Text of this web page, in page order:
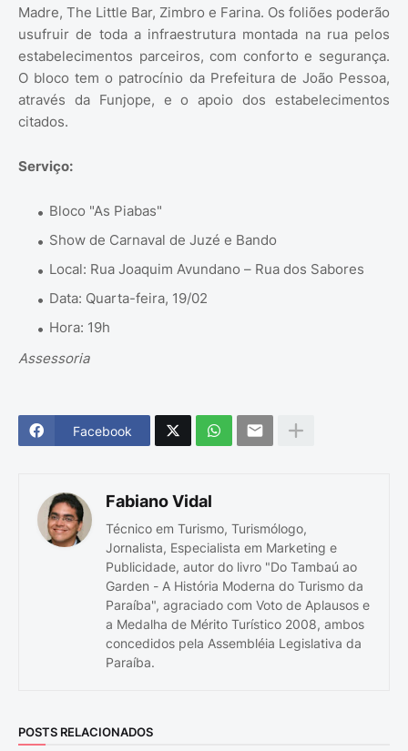
Madre, The Little Bar, Zimbro e Farina. Os foliões poderão
usufruir de toda a infraestrutura montada na rua pelos
estabelecimentos parceiros, com conforto e segurança.
O bloco tem o patrocínio da Prefeitura de João Pessoa,
através da Funjope, e o apoio dos estabelecimentos
citados.
Serviço:
Bloco "As Piabas"
Show de Carnaval de Juzé e Bando
Local: Rua Joaquim Avundano – Rua dos Sabores
Data: Quarta-feira, 19/02
Hora: 19h
Assessoria
Facebook
Fabiano Vidal
Técnico em Turismo, Turismólogo,
Jornalista, Especialista em Marketing e
Publicidade, autor do livro "Do Tambaú ao
Garden - A História Moderna do Turismo da
Paraíba", agraciado com Voto de Aplausos e
a Medalha de Mérito Turístico 2008, ambos
concedidos pela Assembléia Legislativa da
Paraíba.
POSTS RELACIONADOS